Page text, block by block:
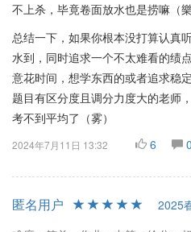
不上杀，毕竟卷面放水也是捞嘛（樂
总结一下，如果你根本没打算认真
水到，同时追求一个不太难看的绩
意花时间，想学东西的或者追求稳
题目有区分度且调分力度大的老师
考不到平均了（雾）
2024年7月11日 13:32 6 0
匿名用户
2025